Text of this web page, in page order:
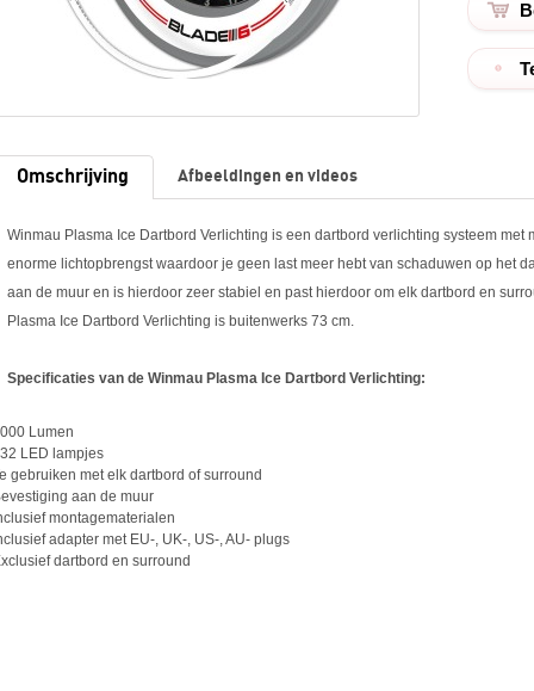
Omschrijving Afbeeldingen en videos
Winmau Plasma Ice Dartbord Verlichting is een dartbord verlichting systeem met
enorme lichtopbrengst waardoor je geen last meer hebt van schaduwen op het
aan de muur en is hierdoor zeer stabiel en past hierdoor om elk dartbord en
Plasma Ice Dartbord Verlichting is buitenwerks 73 cm.
Specificaties van de Winmau Plasma Ice Dartbord Verlichting:
Lumen
LED lampjes
gebruiken met elk dartbord of surround
aan de muur
montagematerialen
adapter met EU-, UK-, US-, AU- plugs
dartbord en surround